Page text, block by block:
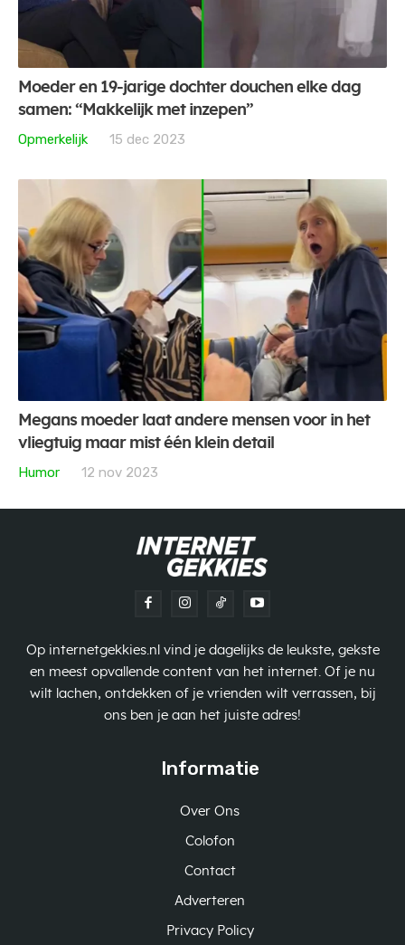
Moeder en 19-jarige dochter douchen elke dag
samen: “Makkelijk met inzepen”
Opmerkelijk
15 dec 2023
Megans moeder laat andere mensen voor in het
vliegtuig maar mist één klein detail
Humor
12 nov 2023
Op internetgekkies.nl vind je dagelijks de leukste, gekste
en meest opvallende content van het internet. Of je nu
wilt lachen, ontdekken of je vrienden wilt verrassen, bij
ons ben je aan het juiste adres!
Informatie
Over Ons
Colofon
Contact
Adverteren
Privacy Policy